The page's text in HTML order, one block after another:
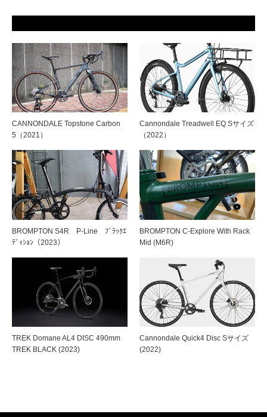
CANNONDALE Topstone Carbon
5（2021）
Cannondale Treadwell EQ Sサイズ
（2022）
BROMPTON S4R P-Line ﾌﾞﾗｯｸｴ
ﾃﾞｨｼｮﾝ（2023）
BROMPTON C-Explore With Rack
Mid (M6R)
TREK Domane AL4 DISC 490mm
TREK BLACK (2023)
Cannondale Quick4 Disc Sサイズ
(2022)